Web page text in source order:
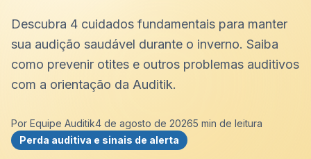
Descubra 4 cuidados fundamentais para manter
sua audição saudável durante o inverno. Saiba
como prevenir otites e outros problemas auditivos
com a orientação da Auditik.
Por Equipe Auditik4 de agosto de 20265 min de leitura
Perda auditiva e sinais de alerta